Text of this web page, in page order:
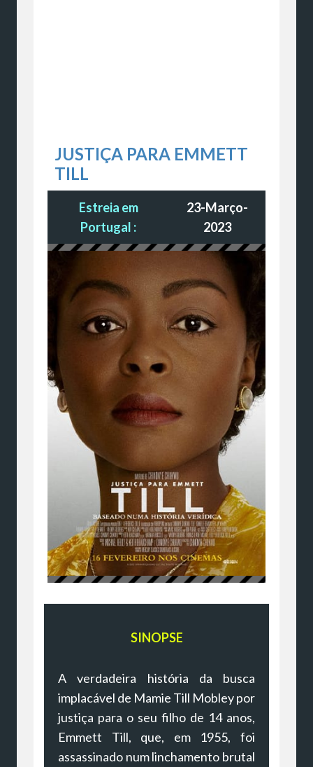
JUSTIÇA PARA EMMETT
TILL
Estreia em
Portugal :
23-Março-
2023
SINOPSE
A verdadeira história da busca
implacável de Mamie Till Mobley por
justiça para o seu filho de 14 anos,
Emmett Till, que, em 1955, foi
assassinado num linchamento brutal